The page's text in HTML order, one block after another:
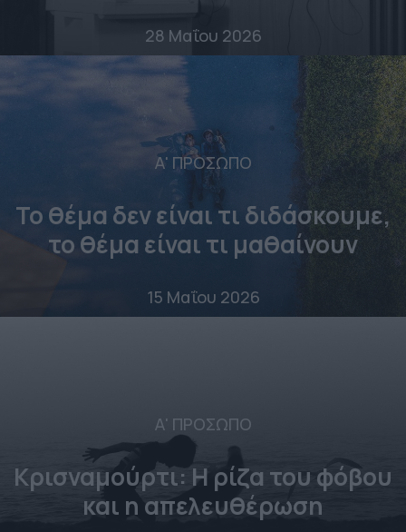
28 Μαΐου 2026
Α' ΠΡΟΣΩΠΟ
Το θέμα δεν είναι τι διδάσκουμε,
το θέμα είναι τι μαθαίνουν
15 Μαΐου 2026
Α' ΠΡΟΣΩΠΟ
Κρισναμούρτι: Η ρίζα του φόβου
και η απελευθέρωση